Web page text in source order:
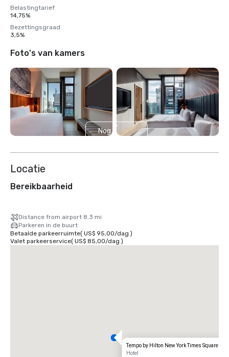
Belastingtarief
14,75%
Bezettingsgraad
3,5%
Foto's van kamers
Nog 9
Locatie
Bereikbaarheid
Distance from airport 8.3 mi
Parkeren in de buurt
Betaalde parkeerruimte( US$ 95,00/dag )
Valet parkeerservice( US$ 85,00/dag )
Tempo by Hilton New York Times Square
Hotel